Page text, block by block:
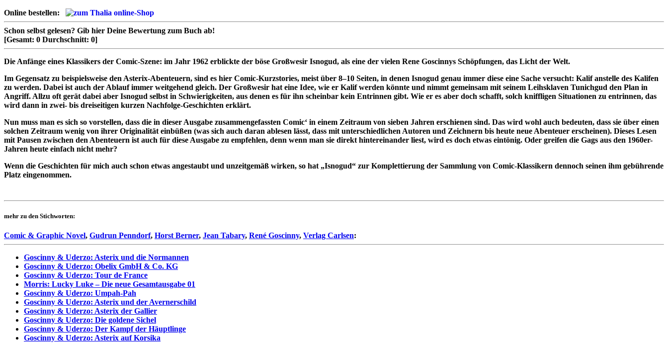
Online bestellen:
Schon selbst gelesen? Gib hier Deine Bewertung zum Buch ab!
[Gesamt: 0 Durchschnitt: 0]
Die Anfänge eines Klassikers der Comic-Szene: im Jahr 1962 erblickte der böse Großwesir Isnogud, als eine der vielen Rene Goscinnys Schöpfungen, das Licht der Welt.
Im Gegensatz zu beispielsweise den Asterix-Abenteuern, sind es hier Comic-Kurzstories, meist über 8–10 Seiten, in denen Isnogud genau immer diese eine Sache versucht: Kalif anstelle des Kalifen
zu werden. Dabei ist auch der Ablauf immer weitgehend gleich. Der Großwesir hat eine Idee, wie er Kalif werden könnte und nimmt gemeinsam mit seinem Leihsklaven Tunichgud den Plan in
Angriff. Allzu oft gerät dabei aber Isnogud selbst in Schwierigkeiten, aus denen es für ihn scheinbar kein Entrinnen gibt. Wie er es aber doch schafft, solch kniffligen Situationen zu entrinnen, das
wird dann in zwei- bis dreiseitigen kurzen Nachfolge-Geschichten erklärt.
Nun muss man es sich so vorstellen, dass die in dieser Ausgabe zusammengefassten Comic‘ in einem Zeitraum von sieben Jahren erschienen sind. Das wird wohl auch bedeuten, dass sie über einen
solchen Zeitraum wenig von ihrer Originalität einbüßen (was sich auch daran ablesen lässt, dass mit unterschiedlichen Autoren und Zeichnern bis heute neue Abenteuer erscheinen). Dieses Lesen
mit Pausen zwischen den Abenteuern ist auch für diese Ausgabe zu empfehlen, denn wenn man sie direkt hintereinander liest, wird es doch etwas eintönig. Oder greifen die Gags aus den 1960er-
Jahren heute einfach nicht mehr?
Wenn die Geschichten für mich auch schon etwas angestaubt und unzeitgemäß wirken, so hat „Isnogud“ zur Komplettierung der Sammlung von Comic-Klassikern dennoch seinen ihm gebührende
Platz eingenommen.
mehr zu den Stichworten:
Comic & Graphic Novel, Gudrun Penndorf, Horst Berner, Jean Tabary, René Goscinny, Verlag Carlsen:
Goscinny & Uderzo: Asterix und die Normannen
Goscinny & Uderzo: Obelix GmbH & Co. KG
Goscinny & Uderzo: Tour de France
Morris: Lucky Luke – Die neue Gesamtausgabe 01
Goscinny & Uderzo: Umpah-Pah
Goscinny & Uderzo: Asterix und der Avernerschild
Goscinny & Uderzo: Asterix der Gallier
Goscinny & Uderzo: Die goldene Sichel
Goscinny & Uderzo: Der Kampf der Häuptlinge
Goscinny & Uderzo: Asterix auf Korsika